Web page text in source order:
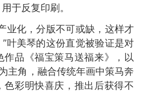
于反复印刷。
化，分版不可或缺，这样才
叶美琴的这份直觉被验证是对
作品《福宝策马送福来》，以
主角，融合传统年画中策马奔
色彩明快喜庆，推出后获得不